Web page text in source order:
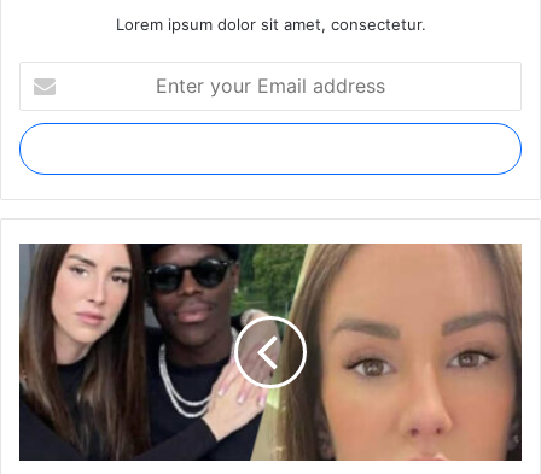
Lorem ipsum dolor sit amet, consectetur.
your
Email
address
Ellen
Ziolo
Herkunft
–
Herkunft,
Familie
und
Hintergrund
einfach